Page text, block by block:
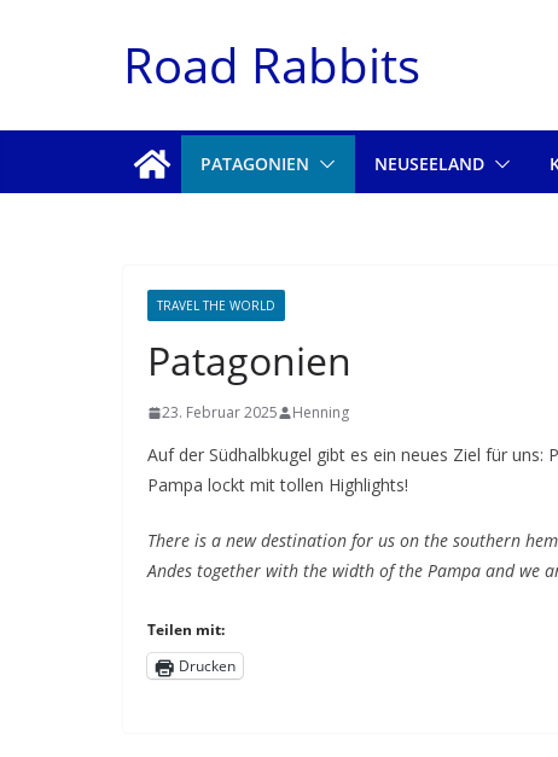
Road Rabbits
PATAGONIEN NEUSEELAND
TRAVEL THE WORLD
Patagonien
23. Februar 2025 Henning
Auf der Südhalbkugel gibt es ein neues Ziel für
Pampa lockt mit tollen Highlights!
There is a new destination for us on the southern
Andes together with the width of the Pampa and we
Teilen mit:
Drucken